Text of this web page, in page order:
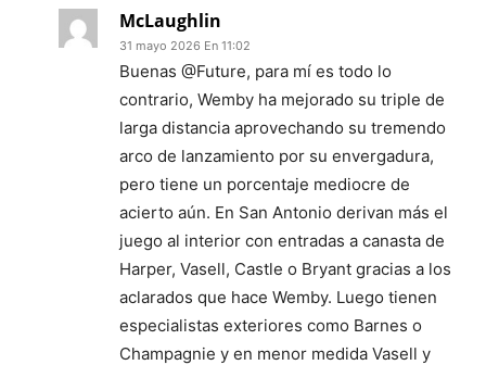
McLaughlin
31 mayo 2026 En 11:02
Buenas @Future, para mí es todo lo
contrario, Wemby ha mejorado su triple de
larga distancia aprovechando su tremendo
arco de lanzamiento por su envergadura,
pero tiene un porcentaje mediocre de
acierto aún. En San Antonio derivan más el
juego al interior con entradas a canasta de
Harper, Vasell, Castle o Bryant gracias a los
aclarados que hace Wemby. Luego tienen
especialistas exteriores como Barnes o
Champagnie y en menor medida Vasell y